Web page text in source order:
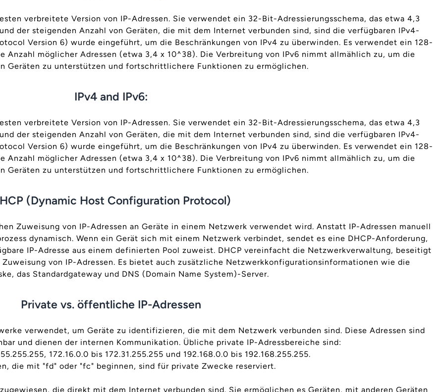
verbreitete Version von IP-Adressen. Sie verwendet ein 32-Bit-Adressierungsschema, das etwa 4,3
der steigenden Anzahl von Geräten, die mit dem Internet verbunden sind, sind die verfügbaren IPv4-
Version 6) wurde eingeführt, um die Beschränkungen von IPv4 zu überwinden. Es verwendet ein 128-
Anzahl möglicher Adressen (etwa 3,4 x 10^38). Die Verbreitung von IPv6 nimmt allmählich zu, um die
Geräten zu unterstützen und fortschrittlichere Funktionen zu ermöglichen.
IPv4 and IPv6:
verbreitete Version von IP-Adressen. Sie verwendet ein 32-Bit-Adressierungsschema, das etwa 4,3
der steigenden Anzahl von Geräten, die mit dem Internet verbunden sind, sind die verfügbaren IPv4-
Version 6) wurde eingeführt, um die Beschränkungen von IPv4 zu überwinden. Es verwendet ein 128-
Anzahl möglicher Adressen (etwa 3,4 x 10^38). Die Verbreitung von IPv6 nimmt allmählich zu, um die
Geräten zu unterstützen und fortschrittlichere Funktionen zu ermöglichen.
(Dynamic Host Configuration Protocol)
Zuweisung von IP-Adressen an Geräte in einem Netzwerk verwendet wird. Anstatt IP-Adressen manuell
dynamisch. Wenn ein Gerät sich mit einem Netzwerk verbindet, sendet es eine DHCP-Anforderung,
IP-Adresse aus einem definierten Pool zuweist. DHCP vereinfacht die Netzwerkverwaltung, beseitigt
von IP-Adressen. Es bietet auch zusätzliche Netzwerkkonfigurationsinformationen wie die
das Standardgateway und DNS (Domain Name System)-Server.
Private vs. öffentliche IP-Adressen
verwendet, um Geräte zu identifizieren, die mit dem Netzwerk verbunden sind. Diese Adressen sind
und dienen der internen Kommunikation. Übliche private IP-Adressbereiche sind:
172.16.0.0 bis 172.31.255.255 und 192.168.0.0 bis 192.168.255.255.
die mit "fd" oder "fc" beginnen, sind für private Zwecke reserviert.
die direkt mit dem Internet verbunden sind. Sie ermöglichen es Geräten, mit anderen Geräten